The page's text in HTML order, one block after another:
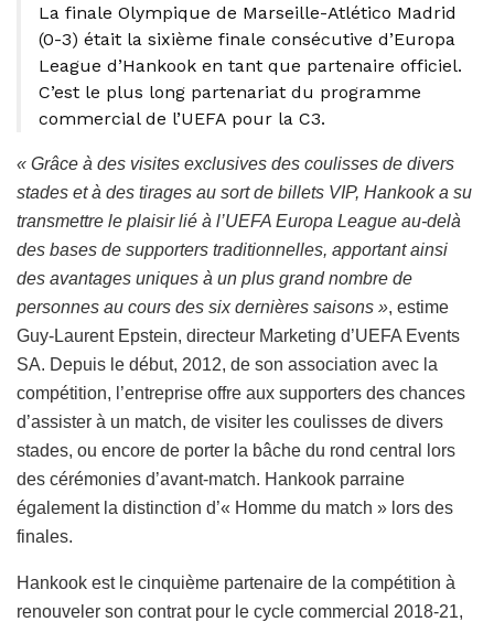
La finale Olympique de Marseille-Atlético Madrid
(0-3) était la sixième finale consécutive d’Europa
League d’Hankook en tant que partenaire officiel.
C’est le plus long partenariat du programme
commercial de l’UEFA pour la C3.
« Grâce à des visites exclusives des coulisses de divers
stades et à des tirages au sort de billets VIP, Hankook a su
transmettre le plaisir lié à l’UEFA Europa League au-delà
des bases de supporters traditionnelles, apportant ainsi
des avantages uniques à un plus grand nombre de
personnes au cours des six dernières saisons », estime
Guy-Laurent Epstein, directeur Marketing d’UEFA Events
SA. Depuis le début, 2012, de son association avec la
compétition, l’entreprise offre aux supporters des chances
d’assister à un match, de visiter les coulisses de divers
stades, ou encore de porter la bâche du rond central lors
des cérémonies d’avant-match. Hankook parraine
également la distinction d’« Homme du match » lors des
finales.
Hankook est le cinquième partenaire de la compétition à
renouveler son contrat pour le cycle commercial 2018-21,